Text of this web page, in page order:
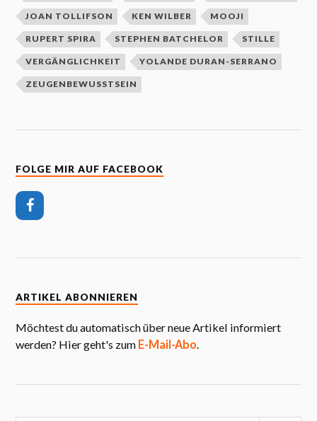
JOAN TOLLIFSON KEN WILBER MOOJI
RUPERT SPIRA STEPHEN BATCHELOR STILLE
VERGÄNGLICHKEIT YOLANDE DURAN-SERRANO
ZEUGENBEWUSSTSEIN
FOLGE MIR AUF FACEBOOK
ARTIKEL ABONNIEREN
Möchtest du automatisch über neue Artikel informiert
werden? Hier geht's zum E-Mail-Abo.